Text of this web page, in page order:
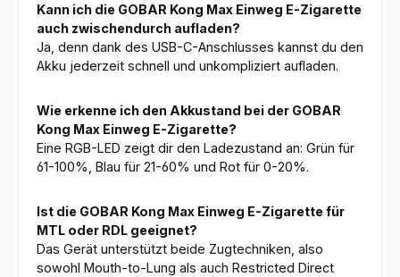
Kann ich die GOBAR Kong Max Einweg E-Zigarette
auch zwischendurch aufladen?
Ja, denn dank des USB-C-Anschlusses kannst du den
Akku jederzeit schnell und unkompliziert aufladen.
Wie erkenne ich den Akkustand bei der GOBAR
Kong Max Einweg E-Zigarette?
Eine RGB-LED zeigt dir den Ladezustand an: Grün für
61-100%, Blau für 21-60% und Rot für 0-20%.
Ist die GOBAR Kong Max Einweg E-Zigarette für
MTL oder RDL geeignet?
Das Gerät unterstützt beide Zugtechniken, also
sowohl Mouth-to-Lung als auch Restricted Direct